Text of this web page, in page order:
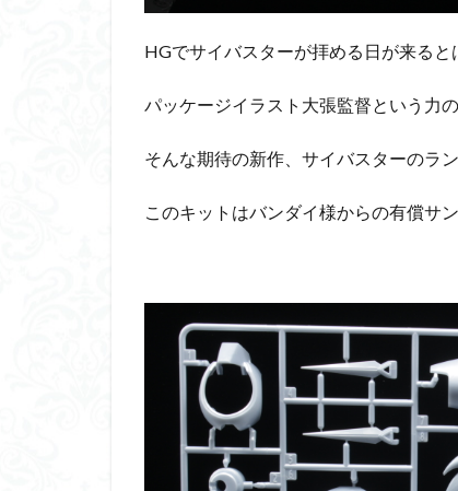
HGでサイバスターが拝める日が来ると
パッケージイラスト大張監督という力
そんな期待の新作、サイバスターのラ
このキットはバンダイ様からの有償サ
スーパーロボ
ドラゴンボー
バンダイ
フレームア
ヤマトよ永遠
ヱヴァンゲ
仮面ライダー